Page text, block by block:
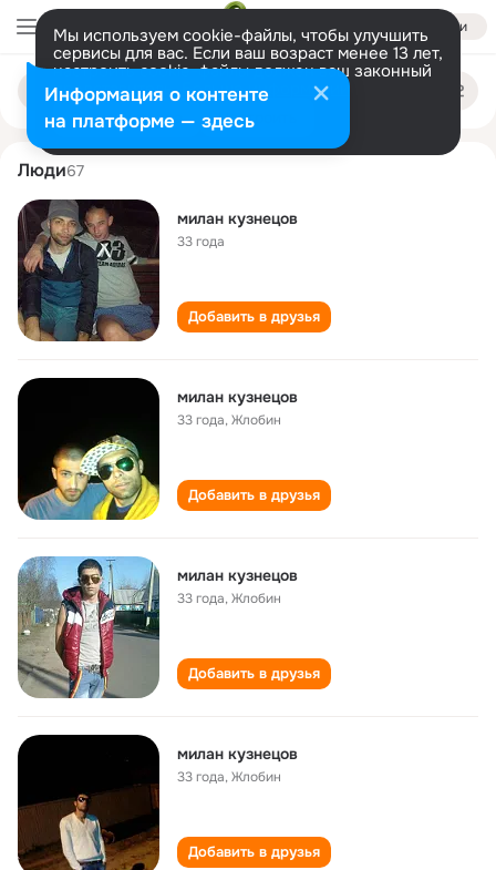
Войти
Мы используем cookie-файлы, чтобы улучшить
сервисы для вас. Если ваш возраст менее 13 лет,
настроить cookie-файлы должен ваш законный
представитель. Больше информации
Разрешить все Настроить
Поиск
людям
milan kuznetsov
Люди67
милан кузнецов
33 года
Добавить в друзья
милан кузнецов
33 года,Жлобин
Добавить в друзья
милан кузнецов
33 года,Жлобин
Добавить в друзья
милан кузнецов
33 года,Жлобин
Добавить в друзья
Информация о контенте
на платформе — здесь